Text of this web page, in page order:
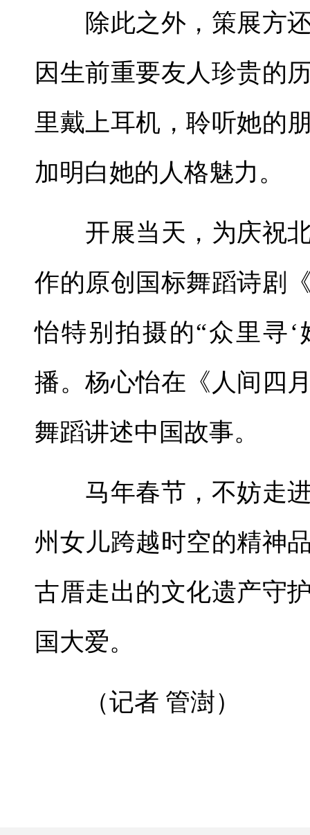
除此之外，策展方还
因生前重要友人珍贵的
里戴上耳机，聆听她的
加明白她的人格魅力。
开展当天，为庆祝北
作的原创国标舞蹈诗剧
怡特别拍摄的“众里寻
播。杨心怡在《人间四
舞蹈讲述中国故事。
马年春节，不妨走进
州女儿跨越时空的精神
古厝走出的文化遗产守
国大爱。
（记者 管澍）